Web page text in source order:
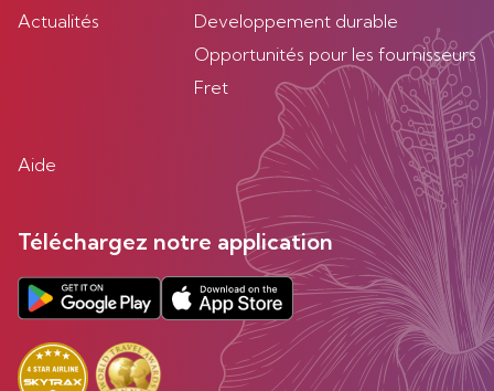
Actualités
Developpement durable
Opportunités pour les fournisseurs
Fret
Aide
Téléchargez notre application